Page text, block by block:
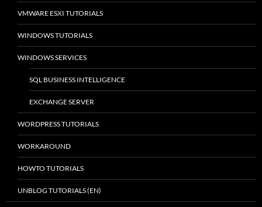
VMWARE ESXI TUTORIALS
WINDOWS TUTORIALS
WINDOWS SERVICES
SQL BUSINESS INTELLIGENCE
EXCHANGE SERVER
WORDPRESS TUTORIALS
WORKAROUND
HOWTO TUTORIALS
UNBLOG TUTORIALS (EN)